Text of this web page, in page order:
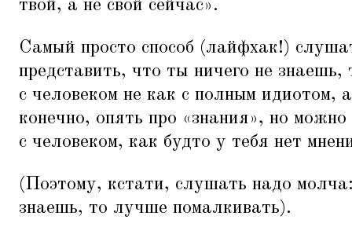
твой, а не свой сейчас».
Самый просто способ (лайфхак!)
представить, что ты ничего не знаешь,
с человеком не как с полным идиотом,
конечно, опять про «знания», но можно
с человеком, как будто у тебя нет
(Поэтому, кстати, слушать надо
знаешь, то лучше помалкивать).